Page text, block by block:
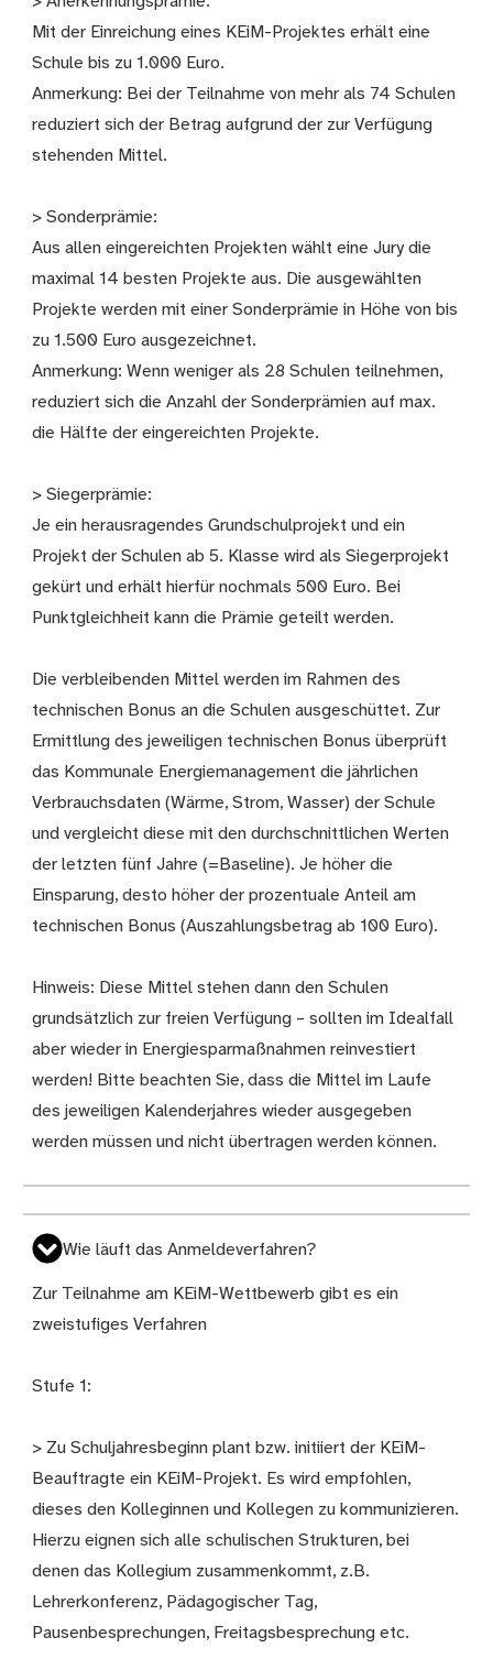
Mit der Einreichung eines KEiM-Projektes erhält eine
Schule bis zu 1.000 Euro.
Anmerkung: Bei der Teilnahme von mehr als 74 Schulen
reduziert sich der Betrag aufgrund der zur Verfügung
stehenden Mittel.
> Sonderprämie:
Aus allen eingereichten Projekten wählt eine Jury die
maximal 14 besten Projekte aus. Die ausgewählten
Projekte werden mit einer Sonderprämie in Höhe von bis
zu 1.500 Euro ausgezeichnet.
Anmerkung: Wenn weniger als 28 Schulen teilnehmen,
reduziert sich die Anzahl der Sonderprämien auf max.
die Hälfte der eingereichten Projekte.
> Siegerprämie:
Je ein herausragendes Grundschulprojekt und ein
Projekt der Schulen ab 5. Klasse wird als Siegerprojekt
gekürt und erhält hierfür nochmals 500 Euro. Bei
Punktgleichheit kann die Prämie geteilt werden.
Die verbleibenden Mittel werden im Rahmen des
technischen Bonus an die Schulen ausgeschüttet. Zur
Ermittlung des jeweiligen technischen Bonus überprüft
das Kommunale Energiemanagement die jährlichen
Verbrauchsdaten (Wärme, Strom, Wasser) der Schule
und vergleicht diese mit den durchschnittlichen Werten
der letzten fünf Jahre (=Baseline). Je höher die
Einsparung, desto höher der prozentuale Anteil am
technischen Bonus (Auszahlungsbetrag ab 100 Euro).
Hinweis: Diese Mittel stehen dann den Schulen
grundsätzlich zur freien Verfügung – sollten im Idealfall
aber wieder in Energiesparmaßnahmen reinvestiert
werden! Bitte beachten Sie, dass die Mittel im Laufe
des jeweiligen Kalenderjahres wieder ausgegeben
werden müssen und nicht übertragen werden können.
Wie läuft das Anmeldeverfahren?
Zur Teilnahme am KEiM-Wettbewerb gibt es ein
zweistufiges Verfahren
Stufe 1:
> Zu Schuljahresbeginn plant bzw. initiiert der KEiM-
Beauftragte ein KEiM-Projekt. Es wird empfohlen,
dieses den Kolleginnen und Kollegen zu kommunizieren.
Hierzu eignen sich alle schulischen Strukturen, bei
denen das Kollegium zusammenkommt, z.B.
Lehrerkonferenz, Pädagogischer Tag,
Pausenbesprechungen, Freitagsbesprechung etc.